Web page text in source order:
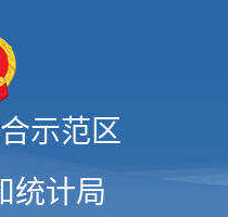
示范区
统计局